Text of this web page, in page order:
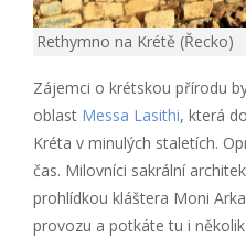
Rethymno na Krétě (Řecko)
Zájemci o krétskou přírodu
oblast Messa Lasithi, která
Kréta v minulých staletích.
čas. Milovníci sakrální
prohlídkou kláštera Moni
provozu a potkáte tu i